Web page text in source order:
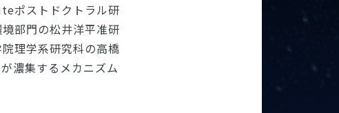
ポストドクトラル研
部門の松井洋平准研
理学系研究科の高橋
濃集するメカニズム